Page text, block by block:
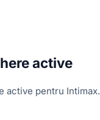
active
active pentru Intimax.